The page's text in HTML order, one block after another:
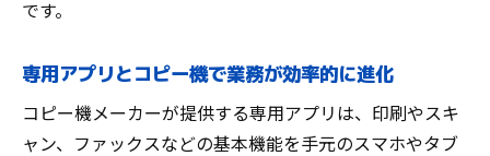
です。
専用アプリとコピー機で業務が効率的に進化
コピー機メーカーが提供する専用アプリは、印刷やスキ
ャン、ファックスなどの基本機能を手元のスマホやタブ